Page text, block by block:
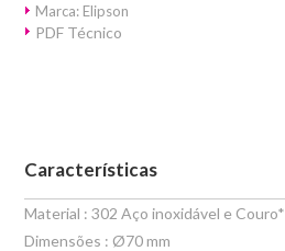
Marca: Elipson
PDF Técnico
Características
Material : 302 Aço inoxidável e Couro*
Dimensões : Ø70 mm